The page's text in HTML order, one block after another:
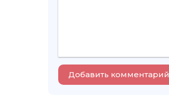
Добавить комментарий